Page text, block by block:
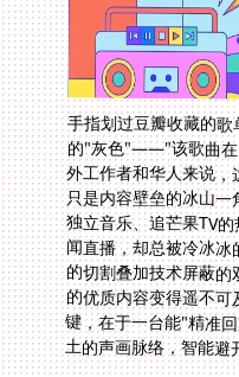
手指划过豆瓣收藏的
的"灰色"——"该歌曲在
外工作者和华人来说，
只是内容壁垒的冰山一
独立音乐、追芒果TV的
闻直播，却总被冷冰冰
的切割叠加技术屏蔽的
的优质内容变得遥不可
键，在于一台能"精准
土的声画脉络，智能避